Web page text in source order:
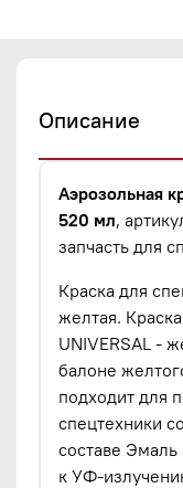
Описание
Аэрозольная
520 мл,
запчасть для
Краска для
желтая.
UNIVERSAL -
балоне
подходит для
спецтехники
составе Эмаль
к УФ-